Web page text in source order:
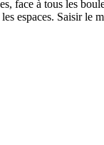
face à tous les
espaces. Saisir